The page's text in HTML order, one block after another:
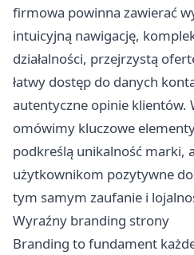
firmowa powinna zawierać
intuicyjną nawigację,
działalności, przejrzystą
łatwy dostęp do danych
autentyczne opinie klientów.
omówimy kluczowe
podkreślą unikalność marki,
użytkownikom pozytywne
tym samym zaufanie i
Wyraźny branding strony
Branding to fundament